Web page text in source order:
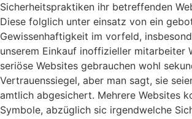
Sicherheitspraktiken ihr betreffenden
Diese folglich unter einsatz von ein
Gewissenhaftigkeit im vorfeld,
unserem Einkauf inoffizieller mitarbeiter
seriöse Websites gebrauchen wohl
Vertrauenssiegel, aber man sagt, sie
amtlich abgesichert. Mehrere Websites
Symbole, abzüglich sic irgendwelche